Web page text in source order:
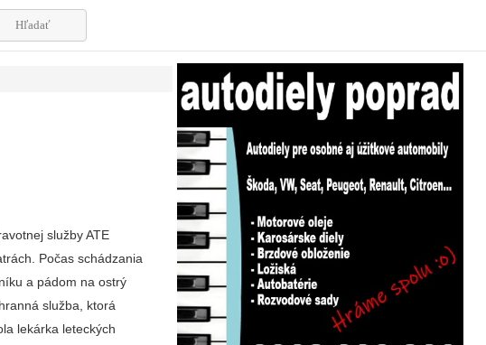
služby ATE
Počas schádzania
a pádom na ostrý
služba, ktorá
lekárka leteckých